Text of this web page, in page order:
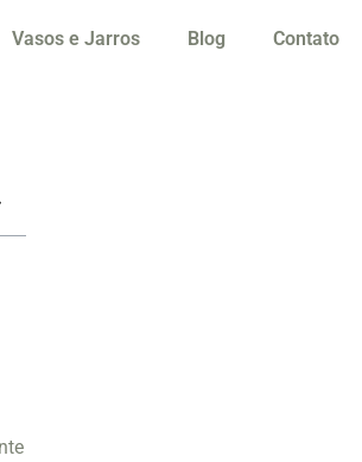
Vasos e Jarros Blog Contato